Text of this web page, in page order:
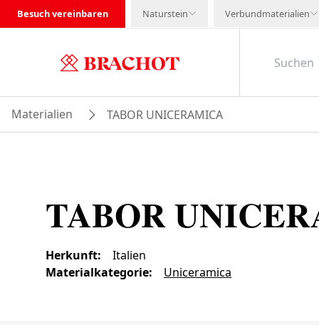
Besuch vereinbaren Naturstein Verbundmaterialien
Materialien TABOR UNICERAMICA
TABOR
Herkunft:
Italien
Materialkategorie: Uniceramica